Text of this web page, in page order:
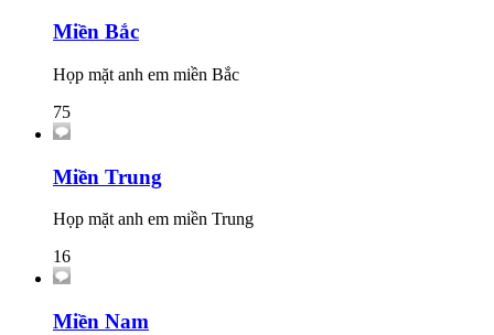
Miền Bắc
Họp mặt anh em miền Bắc
75
Miền Trung
Họp mặt anh em miền Trung
16
Miền Nam